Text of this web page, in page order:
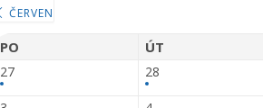
ČERVEN
PO ÚT
27 28